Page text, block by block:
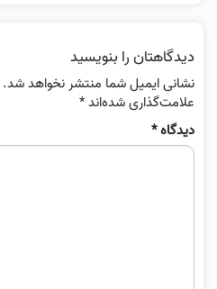
دیدگاهتان را بنویسید
نشانی ایمیل شما منتشر نخواهد شد.
علامت‌گذاری شده‌اند*
دیدگاه*